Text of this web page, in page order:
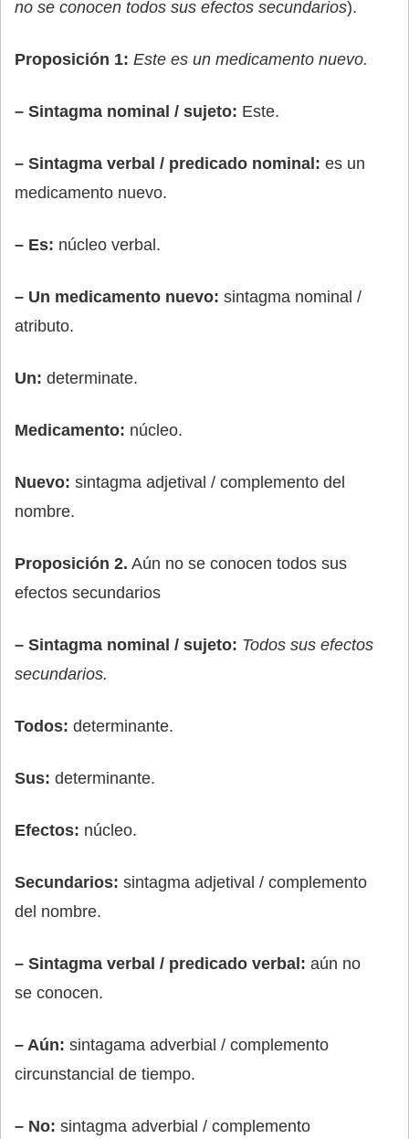
no se conocen todos sus efectos secundarios).
Proposición 1: Este es un medicamento nuevo.
– Sintagma nominal / sujeto: Este.
– Sintagma verbal / predicado nominal: es un
medicamento nuevo.
– Es: núcleo verbal.
– Un medicamento nuevo: sintagma nominal /
atributo.
Un: determinate.
Medicamento: núcleo.
Nuevo: sintagma adjetival / complemento del
nombre.
Proposición 2. Aún no se conocen todos sus
efectos secundarios
– Sintagma nominal / sujeto: Todos sus efectos
secundarios.
Todos: determinante.
Sus: determinante.
Efectos: núcleo.
Secundarios: sintagma adjetival / complemento
del nombre.
– Sintagma verbal / predicado verbal: aún no
se conocen.
– Aún: sintagama adverbial / complemento
circunstancial de tiempo.
– No: sintagma adverbial / complemento